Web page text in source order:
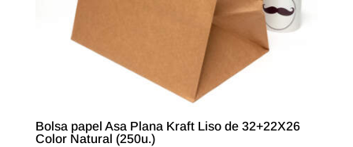
Bolsa papel Asa Plana Kraft Liso de 32+22X26
Color Natural (250u.)